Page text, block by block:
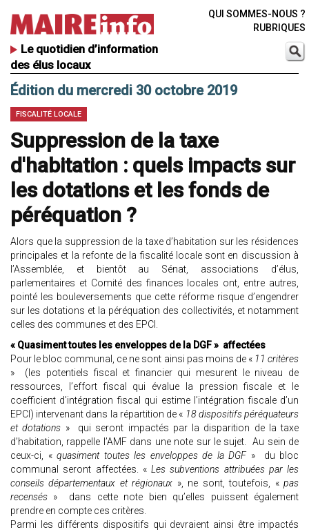
Le quotidien d’information
des élus locaux
QUI SOMMES-NOUS ?
RUBRIQUES
Édition du mercredi 30 octobre 2019
FISCALITÉ LOCALE
Suppression de la taxe
d'habitation : quels impacts sur
les dotations et les fonds de
péréquation ?
Alors que la suppression de la taxe d’habitation sur les résidences
principales et la refonte de la fiscalité locale sont en discussion à
l’Assemblée, et bientôt au Sénat, associations d’élus,
parlementaires et Comité des finances locales ont, entre autres,
pointé les bouleversements que cette réforme risque d’engendrer
sur les dotations et la péréquation des collectivités, et notamment
celles des communes et des EPCI.
« Quasiment toutes les enveloppes de la DGF » affectées
Pour le bloc communal, ce ne sont ainsi pas moins de « 11 critères
» (les potentiels fiscal et financier qui mesurent le niveau de
ressources, l’effort fiscal qui évalue la pression fiscale et le
coefficient d’intégration fiscal qui estime l’intégration fiscale d’un
EPCI) intervenant dans la répartition de « 18 dispositifs péréquateurs
et dotations » qui seront impactés par la disparition de la taxe
d’habitation, rappelle l’AMF dans une note sur le sujet. Au sein de
ceux-ci, « quasiment toutes les enveloppes de la DGF» du bloc
communal seront affectées. « Les subventions attribuées par les
conseils départementaux et régionaux », ne sont, toutefois, «pas
recensés » dans cette note bien qu’elles puissent également
prendre en compte ces critères.
Parmi les différents dispositifs qui devraient ainsi être impactés